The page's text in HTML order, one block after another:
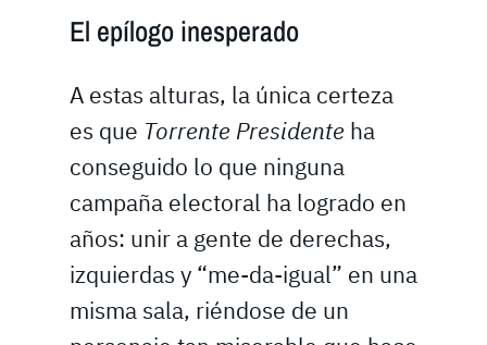
El epílogo inesperado
A estas alturas, la única certeza
es que Torrente Presidente ha
conseguido lo que ninguna
campaña electoral ha logrado en
años: unir a gente de derechas,
izquierdas y “me-da-igual” en una
misma sala, riéndose de un